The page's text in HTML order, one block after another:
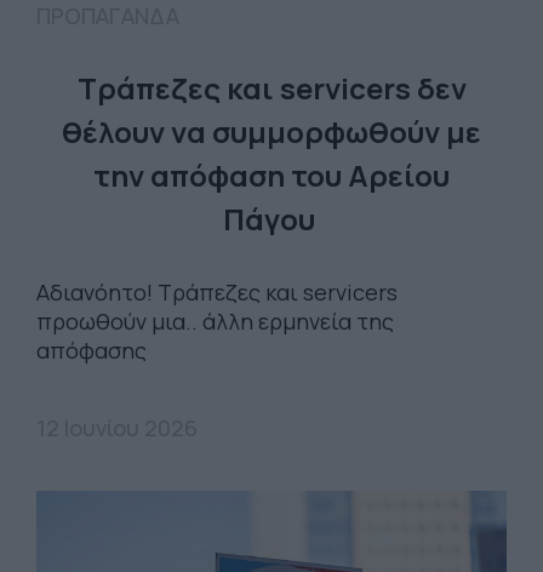
Τράπεζες και servicers δεν
θέλουν να συμμορφωθούν με
την απόφαση του Αρείου
Πάγου
Αδιανόητο! Τράπεζες και servicers
προωθούν μια.. άλλη ερμηνεία της
απόφασης